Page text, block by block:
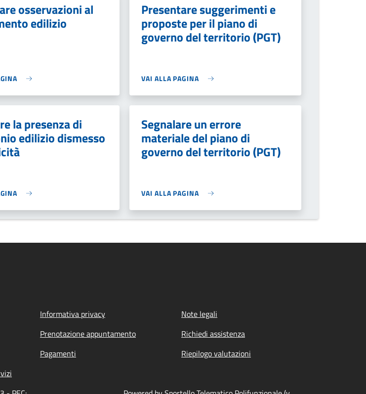
osservazioni al
edilizio
Presentare suggerimenti e
proposte per il piano di
governo del territorio (PGT)
VAI ALLA PAGINA
la presenza di
edilizio dismesso
Segnalare un errore
materiale del piano di
governo del territorio (PGT)
VAI ALLA PAGINA
Informativa privacy
Note legali
Prenotazione appuntamento
Richiedi assistenza
Pagamenti
Riepilogo valutazioni